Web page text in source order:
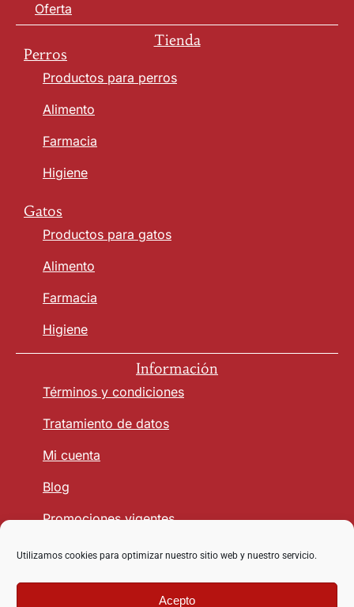
Utilizamos cookies para optimizar nuestro sitio web y nuestro servicio.
Acepto
Oferta
Tienda
Perros
Productos para perros
Alimento
Farmacia
Higiene
Gatos
Productos para gatos
Alimento
Farmacia
Higiene
Información
Términos y condiciones
Tratamiento de datos
Mi cuenta
Blog
Promociones vigentes
Seguridad y Confianza